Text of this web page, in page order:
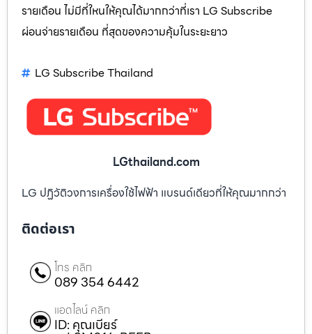
รายเดือน ไม่มีที่ใหนให้คุณได้มากกว่าที่เรา LG Subscribe
ผ่อนจ่ายรายเดือน ที่สุดของความคุ้มในระยะยาว
LG Subscribe Thailand
LGthailand.com
LG ปฏิวัติวงการเครื่องใช้ไฟฟ้า แบรนด์เดียวที่ให้คุณมากกว่า
ติดต่อเรา
โทร คลิก
089 354 6442
แอดไลน์ คลิก
ID: คุณเบียร์